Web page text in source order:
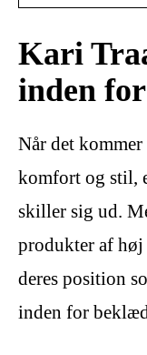
Kari
inden
Når det
komfort og stil,
skiller sig ud.
produkter af høj
deres position
inden for